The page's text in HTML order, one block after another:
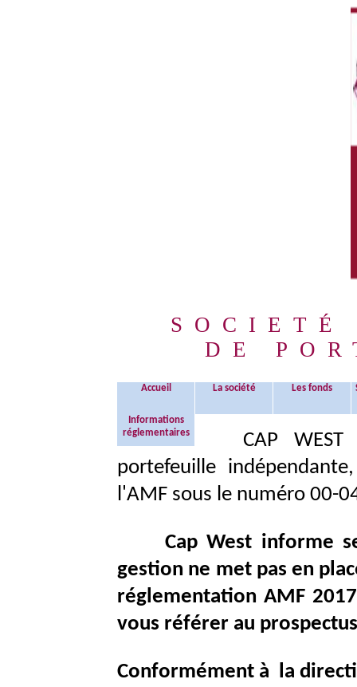
DE
Accueil La société Les fonds
Informations
réglementaires
CAP
portefeuille
l'AMF sous le numéro 00-
Cap West informe
gestion ne met pas en
réglementation AMF
vous référer au
Conformément à la